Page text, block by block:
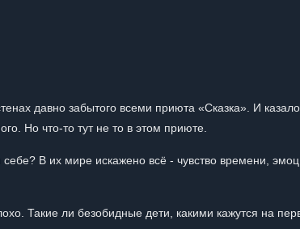
давно забытого всеми приюта «Сказка». И
Но что-то тут не то в этом приюте.
В их мире искажено всё - чувство времени,
Такие ли безобидные дети, какими кажутся на